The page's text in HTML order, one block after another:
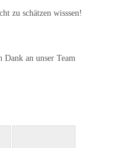
zu schätzen wisssen!
an unser Team